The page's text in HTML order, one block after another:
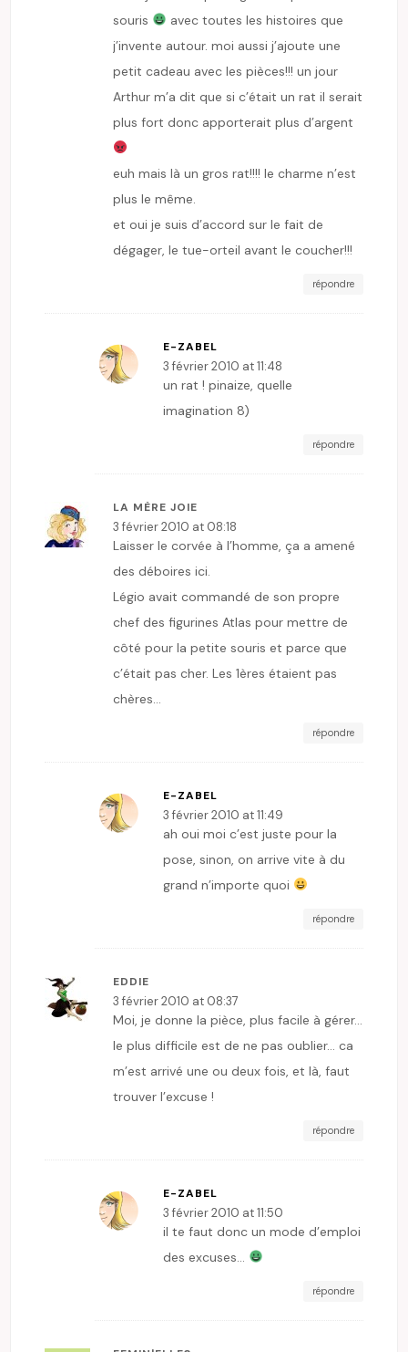
souris
avec toutes les histoires que
j’invente autour. moi aussi j’ajoute une
petit cadeau avec les pièces!!! un jour
Arthur m’a dit que si c’était un rat il serait
plus fort donc apporterait plus d’argent
euh mais là un gros rat!!!! le charme n’est
plus le même.
et oui je suis d’accord sur le fait de
dégager, le tue-orteil avant le coucher!!!
répondre
E-ZABEL
3 février 2010 at 11:48
un rat ! pinaize, quelle
imagination 8)
répondre
LA MÈRE JOIE
3 février 2010 at 08:18
Laisser le corvée à l’homme, ça a amené
des déboires ici.
Légio avait commandé de son propre
chef des figurines Atlas pour mettre de
côté pour la petite souris et parce que
c’était pas cher. Les 1ères étaient pas
chères…
répondre
E-ZABEL
3 février 2010 at 11:49
ah oui moi c’est juste pour la
pose, sinon, on arrive vite à du
grand n’importe quoi
répondre
EDDIE
3 février 2010 at 08:37
Moi, je donne la pièce, plus facile à gérer…
le plus difficile est de ne pas oublier… ca
m’est arrivé une ou deux fois, et là, faut
trouver l’excuse !
répondre
E-ZABEL
3 février 2010 at 11:50
il te faut donc un mode d’emploi
des excuses…
répondre